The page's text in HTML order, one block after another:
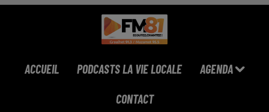
ACCUEIL PODCASTS LA VIE LOCALE AGENDA
CONTACT